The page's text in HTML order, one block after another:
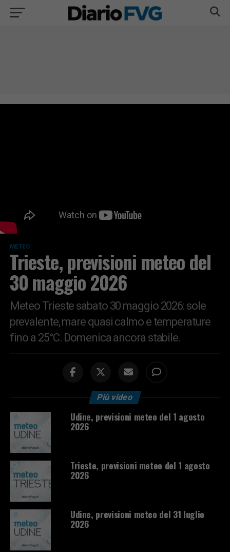
METEO
Trieste, previsioni meteo del
30 maggio 2026
Meteo Trieste sabato 30 maggio 2026: sole
prevalente, mare quasi calmo e temperature
fino a 25°C. Domenica ancora stabile.
Più video
Udine, previsioni meteo del 1 agosto
2026
Trieste, previsioni meteo del 1 agosto
2026
Udine, previsioni meteo del 31 luglio
2026